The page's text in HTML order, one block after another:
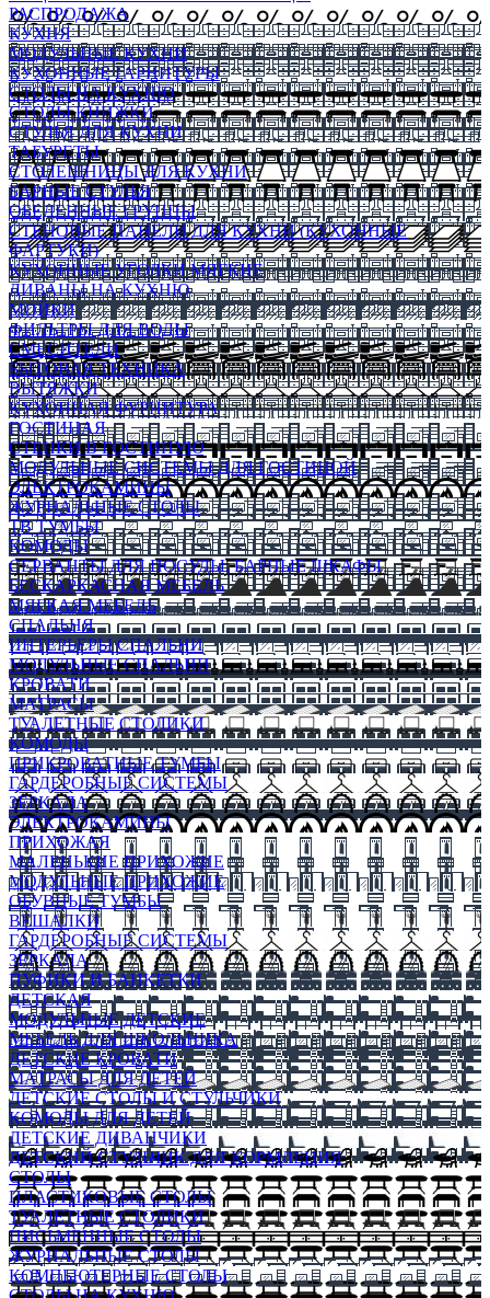
РАСПРОДАЖА
КУХНЯ
МОДУЛЬНЫЕ КУХНИ
КУХОННЫЕ ГАРНИТУРЫ
СТОЛЫ НА КУХНЮ
СТОЛЫ КНИЖКИ
СТУЛЬЯ ДЛЯ КУХНИ
ТАБУРЕТЫ
СТОЛЕШНИЦЫ ДЛЯ КУХНИ
БАРНЫЕ СТУЛЬЯ
ОБЕДЕННЫЕ ГРУППЫ
СТЕНОВЫЕ ПАНЕЛИ ДЛЯ КУХНИ (КУХОННЫЕ
ФАРТУКИ)
КУХОННЫЕ УГОЛКИ МЯГКИЕ
ДИВАНЫ НА КУХНЮ
МОЙКИ
ФИЛЬТРЫ ДЛЯ ВОДЫ
СМЕСИТЕЛИ
БЫТОВАЯ ТЕХНИКА
ВЫТЯЖКИ
КУХОННАЯ ФУРНИТУРА
ГОСТИНАЯ
СТЕНКИ В ГОСТИНУЮ
МОДУЛЬНЫЕ СИСТЕМЫ ДЛЯ ГОСТИНОЙ
ЭЛЕКТРОКАМИНЫ
ЖУРНАЛЬНЫЕ СТОЛЫ
ТВ ТУМБЫ
КОМОДЫ
СЕРВАНТЫ ДЛЯ ПОСУДЫ, БАРНЫЕ ШКАФЫ
БЕСКАРКАСНАЯ МЕБЕЛЬ
МЯГКАЯ МЕБЕЛЬ
СПАЛЬНЯ
ИНТЕРЬЕРЫ СПАЛЬНИ
МОДУЛЬНЫЕ СПАЛЬНИ
КРОВАТИ
МАТРАСЫ
ТУАЛЕТНЫЕ СТОЛИКИ
КОМОДЫ
ПРИКРОВАТНЫЕ ТУМБЫ
ГАРДЕРОБНЫЕ СИСТЕМЫ
ЗЕРКАЛА
ЭЛЕКТРОКАМИНЫ
ПРИХОЖАЯ
МАЛЕНЬКИЕ ПРИХОЖИЕ
МОДУЛЬНЫЕ ПРИХОЖИЕ
ОБУВНЫЕ ТУМБЫ
ВЕШАЛКИ
ГАРДЕРОБНЫЕ СИСТЕМЫ
ЗЕРКАЛА
ПУФИКИ И БАНКЕТКИ
ДЕТСКАЯ
МОДУЛЬНЫЕ ДЕТСКИЕ
МЕБЕЛЬ ДЛЯ ШКОЛЬНИКА
ДЕТСКИЕ КРОВАТИ
МАТРАСЫ ДЛЯ ДЕТЕЙ
ДЕТСКИЕ СТОЛЫ И СТУЛЬЧИКИ
КОМОДЫ ДЛЯ ДЕТЕЙ
ДЕТСКИЕ ДИВАНЧИКИ
ДЕТСКИЙ СТУЛЬЧИК ДЛЯ КОРМЛЕНИЯ
СТОЛЫ
ПЛАСТИКОВЫЕ СТОЛЫ
ТУАЛЕТНЫЕ СТОЛИКИ
ПИСЬМЕННЫЕ СТОЛЫ
ЖУРНАЛЬНЫЕ СТОЛЫ
КОМПЬЮТЕРНЫЕ СТОЛЫ